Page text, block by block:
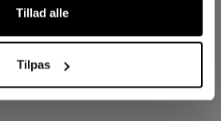
Tillad alle
Tilpas
PBA